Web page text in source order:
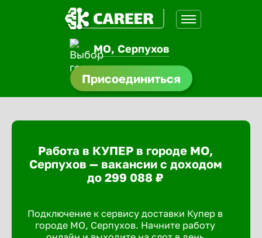
МО, Серпухов
Присоединиться
Работа в КУПЕР в городе МО,
Серпухов — вакансии с доходом
до 299 088 ₽
Подключение к сервису доставки Купер в
городе МО, Серпухов. Начните работу